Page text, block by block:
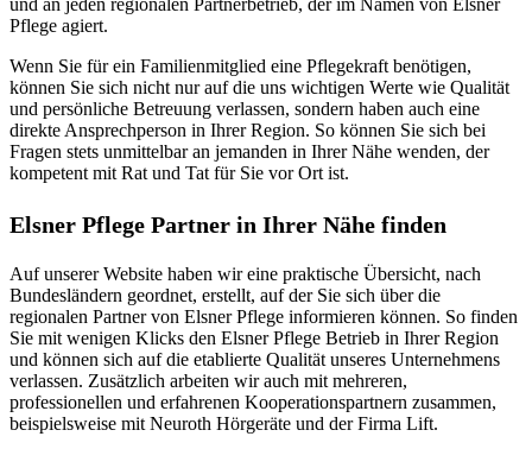
Pflege agiert.
Wenn Sie für ein Familienmitglied eine Pflegekraft benötigen,
können Sie sich nicht nur auf die uns wichtigen Werte wie Qualität
und persönliche Betreuung verlassen, sondern haben auch eine
direkte Ansprechperson in Ihrer Region. So können Sie sich bei
Fragen stets unmittelbar an jemanden in Ihrer Nähe wenden, der
kompetent mit Rat und Tat für Sie vor Ort ist.
Elsner Pflege Partner in Ihrer Nähe finden
Auf unserer Website haben wir eine praktische Übersicht, nach
Bundesländern geordnet, erstellt, auf der Sie sich über die
regionalen Partner von Elsner Pflege informieren können. So finden
Sie mit wenigen Klicks den Elsner Pflege Betrieb in Ihrer Region
und können sich auf die etablierte Qualität unseres Unternehmens
verlassen. Zusätzlich arbeiten wir auch mit mehreren,
professionellen und erfahrenen Kooperationspartnern zusammen,
beispielsweise mit Neuroth Hörgeräte und der Firma Lift.